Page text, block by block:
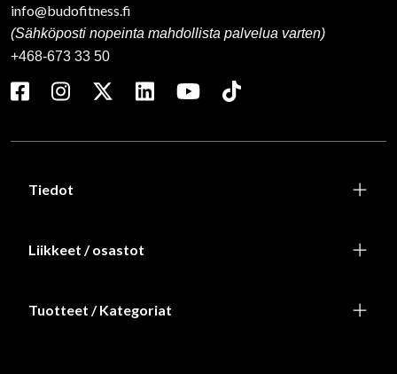
info@budofitness.fi
(Sähköposti nopeinta mahdollista palvelua varten)
+468-673 33 50
Tiedot
Liikkeet / osastot
Tuotteet / Kategoriat